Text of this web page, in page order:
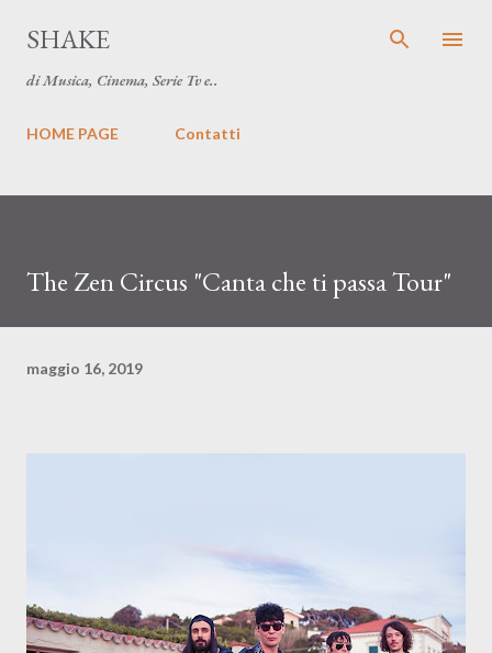
SHAKE
di Musica, Cinema, Serie Tv e..
HOME PAGE Contatti
The Zen Circus "Canta che ti passa Tour"
maggio 16, 2019